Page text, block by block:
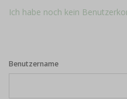
Ich habe noch kein
Benutzername